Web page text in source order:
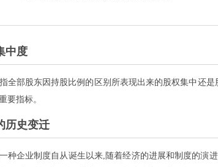
中度
全部股东因持股比例的区别所表现出来的股权集中还
要指标。
历史变迁
种企业制度自从诞生以来,随着经济的进展和制度的演